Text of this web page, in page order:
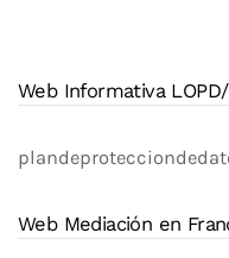
Web Informativa LOPD/
Web Mediación en